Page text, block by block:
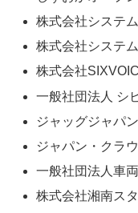
株式会社システ
株式会社システ
株式会社
一般社団法人 シ
ジャッグジャパ
ジャパン・クラ
一般社団法人車
株式会社湘南ス